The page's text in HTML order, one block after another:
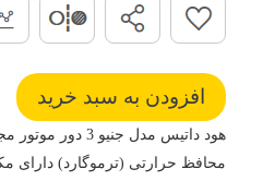
هود داتیس مدل جنیو
محافظ حرارتی (ترموگارد) دارای